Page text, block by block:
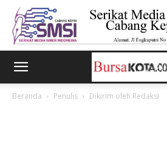
Beranda Penulis Dikirim oleh Redaksi